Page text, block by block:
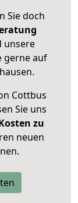
Sie doch
unsere
gerne auf
Cottbus
Sie uns
zu
neuen